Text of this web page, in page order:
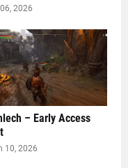
2026
– Early Access
10, 2026